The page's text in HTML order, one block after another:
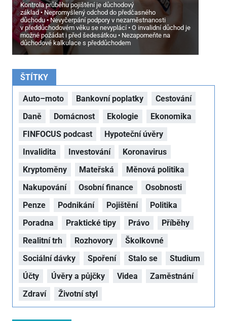
Kontrola průběhu pojištění je důchodový
základ
Nepromyšlený odchod do předčasného
důchodu
Nevyčerpání podpory v nezaměstnanosti
v předdůchodovém věku se nevyplácí
O invalidní důchod je
možné požádat i před šedesátkou
Nezapomeňte na
důchodové kalkulace s předdůchodem
ŠTÍTKY
Auto–moto Bankovní poplatky
Cestování
Daně
Domácnost Ekologie
Ekonomika
FINFOCUS podcast
Hypoteční úvěry
Invalidita
Investování
Koronavirus
Kryptoměny
Mateřská
Měnová politika
Nakupování
Osobní finance
Osobnosti
Penze
Podnikání Pojištění
Politika
Poradna
Praktické tipy Právo
Příběhy
Realitní trh
Rozhovory
Školkovné
Sociální dávky
Spoření Stalo se
Studium
Účty
Úvěry a půjčky Videa
Zaměstnání
Zdraví
Životní styl